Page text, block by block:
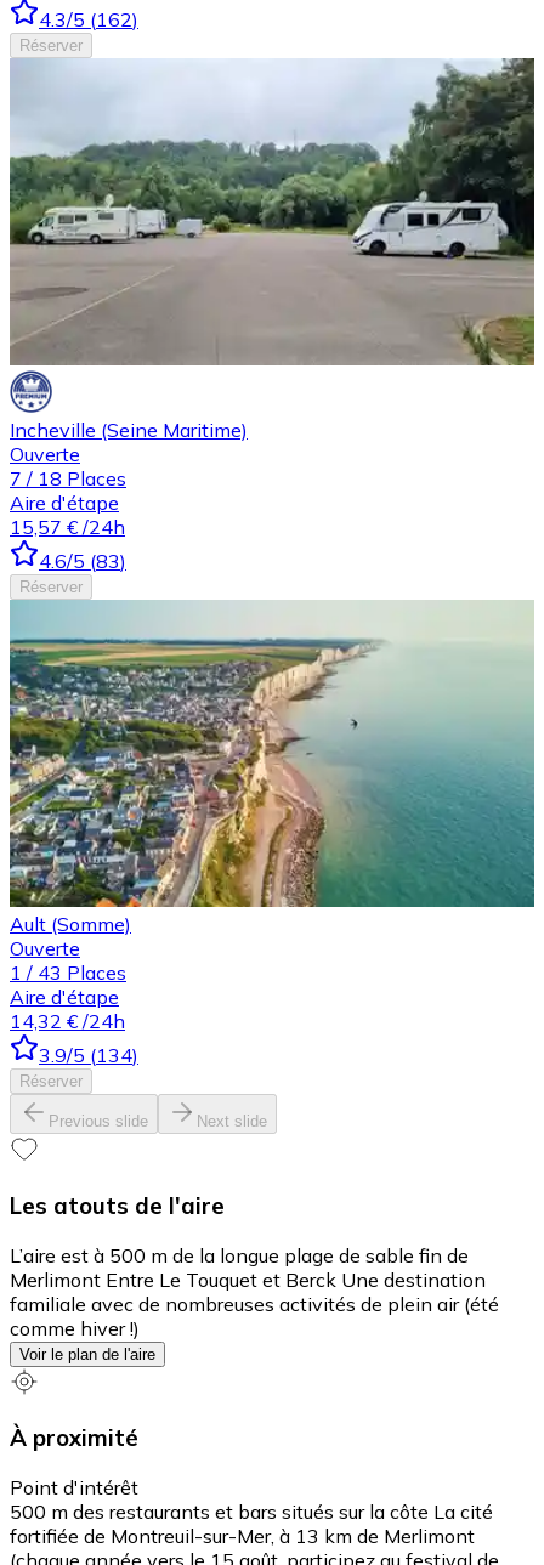
4.3/5 (162)
Réserver
Incheville (Seine Maritime)
Ouverte
7 / 18 Places
Aire d'étape
15,57 € /24h
4.6/5 (83)
Réserver
Ault (Somme)
Ouverte
1 / 43 Places
Aire d'étape
14,32 € /24h
3.9/5 (134)
Réserver
Previous slide Next slide
Les atouts de l'aire
L’aire est à 500 m de la longue plage de sable fin de
Merlimont Entre Le Touquet et Berck Une destination
familiale avec de nombreuses activités de plein air (été
comme hiver !)
Voir le plan de l'aire
À proximité
Point d'intérêt
500 m des restaurants et bars situés sur la côte La cité
fortifiée de Montreuil-sur-Mer, à 13 km de Merlimont